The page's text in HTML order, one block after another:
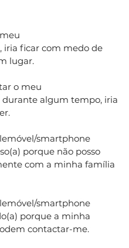
iria ficar com medo de
lugar.
o meu
algum tempo, iria
smartphone
porque não posso
com a minha família
smartphone
porque a minha
contactar-me.